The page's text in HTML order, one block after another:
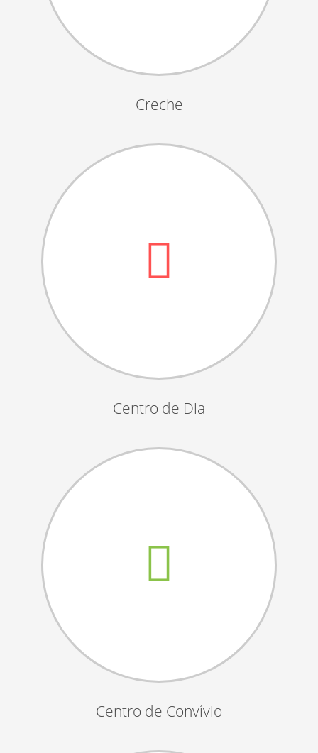
Dia da Mãe
Dia Mundial da Criança
Marchas Populares
Dia de S.Martinho
Aniversários da Instituição
Almoço / Lanche de Natal
Atividades Semanais
Feiras e Exposições
Grupos Musicais do Centro de Dia
Outras Actividades
Passeio Vila Nova de Cerveira
Passeio Convívio em Pombal
Assembleias Gerais
Semana Sénior
Passeio do Idoso
Associados
Orgãos Sociais
Publicações Oficiais
Contactos
Creche
Centro de Dia
Centro de Convívio